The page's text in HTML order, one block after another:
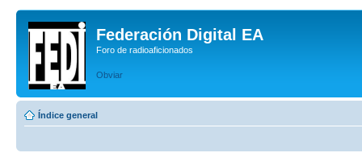
Federación Digital EA
Foro de radioaficionados
Obviar
Índice general